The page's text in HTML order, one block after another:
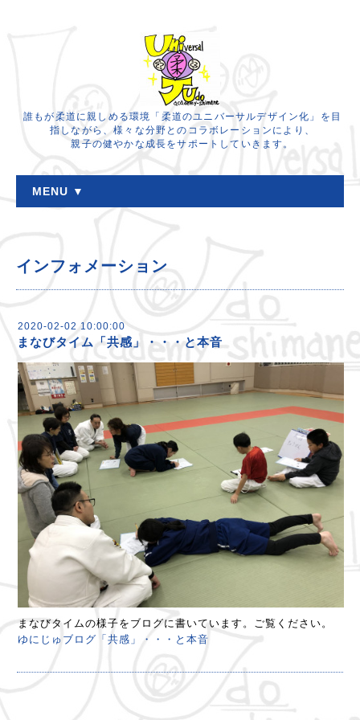
誰もが柔道に親しめる環境「柔道のユニバーサルデザイン化」を目
指しながら、様々な分野とのコラボレーションにより、
親子の健やかな成長をサポートしていきます。
MENU ▼
インフォメーション
2020-02-02 10:00:00
まなびタイム「共感」・・・と本音
まなびタイムの様子をブログに書いています。ご覧ください。
ゆにじゅブログ「共感」・・・と本音